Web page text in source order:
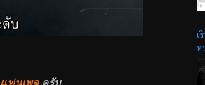
เ
ห